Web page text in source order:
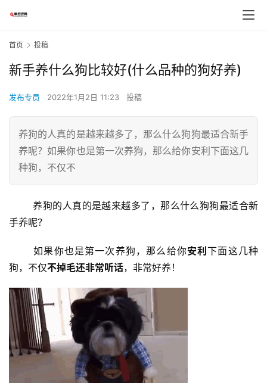
首页 投稿
新手养什么狗比较好(什么品种的狗好养)
发布专员 2022年1月2日 11:23 投稿
养狗的人真的是越来越多了，那么什么狗狗最适合新手
养呢？如果你也是第一次养狗，那么给你安利下面这几
种狗，不仅不
	养狗的人真的是越来越多了，那么什么狗狗最适合新
手养呢？
	如果你也是第一次养狗，那么给你
安利下面这几种
狗，不仅不掉毛还非常听话，非常好养！